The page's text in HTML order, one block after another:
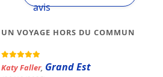
avis
VOYAGE COMBINÉ LAOS ET